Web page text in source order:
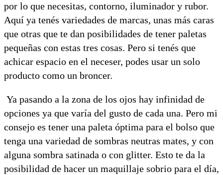
por lo que necesitas, contorno, iluminador y rubor.
Aquí ya tenés variedades de marcas, unas más caras
que otras que te dan posibilidades de tener paletas
pequeñas con estas tres cosas. Pero si tenés que
achicar espacio en el neceser, podes usar un solo
producto como un broncer.
Ya pasando a la zona de los ojos hay infinidad de
opciones ya que varía del gusto de cada una. Pero mi
consejo es tener una paleta óptima para el bolso que
tenga una variedad de sombras neutras mates, y con
alguna sombra satinada o con glitter. Esto te da la
posibilidad de hacer un maquillaje sobrio para el día,